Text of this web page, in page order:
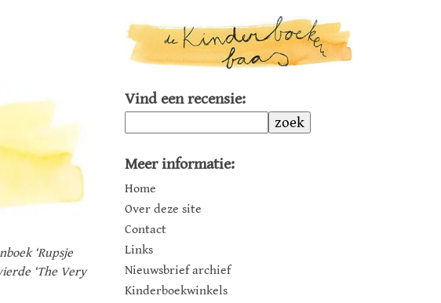
‘Rupsje
‘The Very
Vind een recensie:
zoek
Meer informatie:
Home
Over deze site
Contact
Links
Nieuwsbrief archief
Kinderboekwinkels